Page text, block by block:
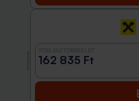
162 835 Ft